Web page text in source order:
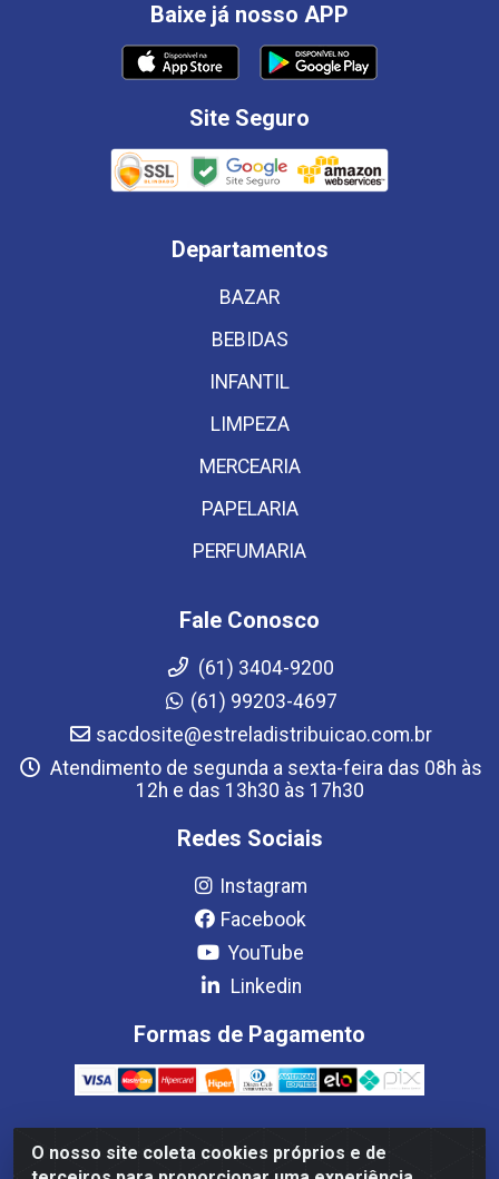
O nosso site coleta cookies próprios e de
Baixe já nosso APP
Site Seguro
Departamentos
BAZAR
BEBIDAS
INFANTIL
LIMPEZA
MERCEARIA
PAPELARIA
PERFUMARIA
Fale Conosco
(61) 3404-9200
(61) 99203-4697
sacdosite@estreladistribuicao.com.br
Atendimento de segunda a sexta-feira das 08h às
12h e das 13h30 às 17h30
Redes Sociais
Instagram
Facebook
YouTube
Linkedin
Formas de Pagamento
Estrela Distribuição LTDA - CNPJ 08.691.096/0001-93 - Setor